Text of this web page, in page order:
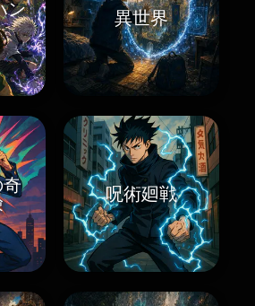
ン
異世界
呪術廻戦